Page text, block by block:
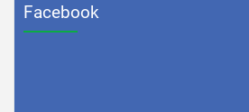
Facebook